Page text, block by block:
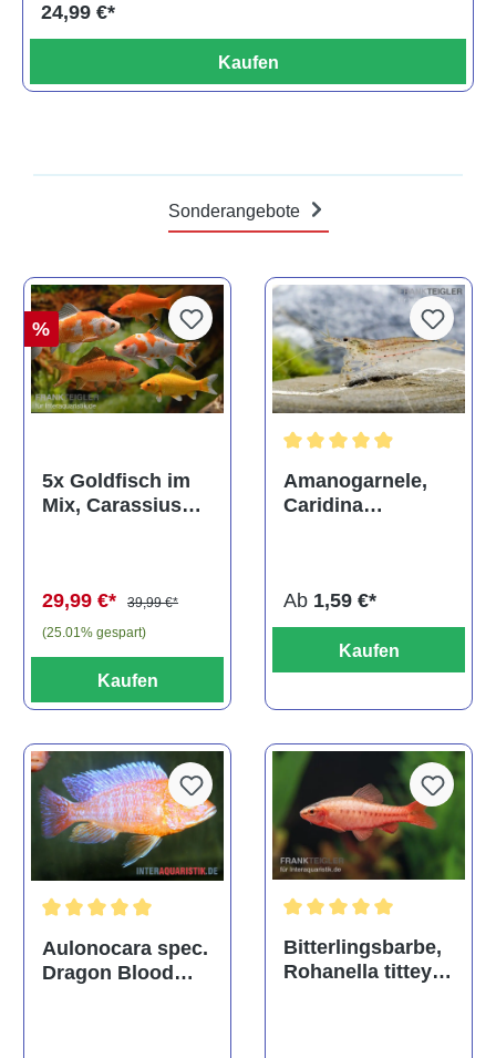
24,99 €*
Kaufen
Sonderangebote
%
5x Goldfisch im
Mix, Carassius
29,99 €*
39,99 €*
(25.01% gespart)
Kaufen
Amanogarnele,
Caridina
Ab 1,59 €*
Kaufen
Durchschnittliche Bewertung von 5 von 5 Sternen
Aulonocara spec.
Dragon Blood
Bitterlingsbarbe,
Rohanella titteya,